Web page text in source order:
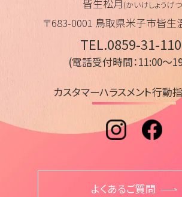
皆生松月(かいけしょうげつ
〒683-0001 鳥取県米子市皆生
TEL.0859-31-
(電話受付時間：11:00～
カスタマーハラスメント行動
よくあるご質問